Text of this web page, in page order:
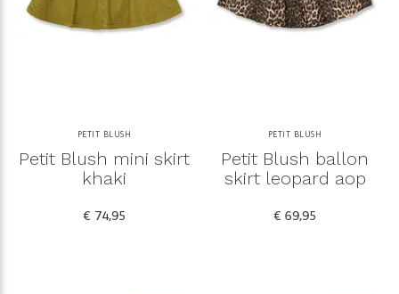
PETIT BLUSH
Petit Blush mini skirt
khaki
€ 74,95
PETIT BLUSH
Petit Blush ballon
skirt leopard aop
€ 69,95